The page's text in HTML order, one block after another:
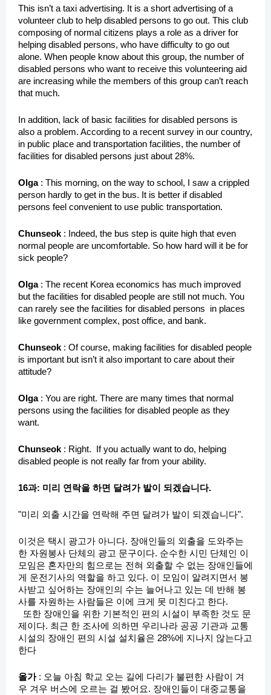
This isn’t a taxi advertising. It is a short advertising of a
volunteer club to help disabled persons to go out. This club
composing of normal citizens plays a role as a driver for
helping disabled persons, who have difficulty to go out
alone. When people know about this group, the number of
disabled persons who want to receive this volunteering aid
are increasing while the members of this group can’t reach
that much.
In addition, lack of basic facilities for disabled persons is
also a problem. According to a recent survey in our country,
in public place and transportation facilities, the number of
facilities for disabled persons just about 28%.
Olga: This morning, on the way to school, I saw a crippled
person hardly to get in the bus. It is better if disabled
persons feel convenient to use public transportation.
Chunseok: Indeed, the bus step is quite high that even
normal people are uncomfortable. So how hard will it be for
sick people?
Olga: The recent Korea economics has much improved
but the facilities for disabled people are still not much. You
can rarely see the facilities for disabled persons in places
like government complex, post office, and bank.
Chunseok : Of course, making facilities for disabled people
is important but isn’t it also important to care about their
attitude?
Olga: You are right. There are many times that normal
persons using the facilities for disabled people as they
want.
Chunseok: Right. If you actually want to do, helping
disabled people is not really far from your ability.
16과: 미리 연락을 하면 달려가 발이 되겠습니다.
"미리 외출 시간을 연락해 주면 달려가 발이 되겠습니다".
이것은 택시 광고가 아니다. 장애인들의 외출을 도와주는
한 자원봉사 단체의 광고 문구이다. 순수한 시민 단체인 이
모임은 혼자만의 힘으로는 전혀 외출할 수 없는 장애인들에
게 운전기사의 역할을 하고 있다. 이 모임이 알려지면서 봉
사받고 싶어하는 장애인의 수는 늘어나고 있는 데 반해 봉
사를 자원하는 사람들은 이에 크게 못 미친다고 한다.
또한 장애인을 위한 기본적인 편의 시설이 부족한 것도 문
제이다. 최근 한 조사에 의하면 우리나라 공공 기관과 교통
시설의 장애인 편의 시설 설치율은 28%에 지나지 않는다고
한다
올가 : 오늘 아침 학교 오는 길에 다리가 불편한 사람이 겨
우 겨우 버스에 오르는 걸 봤어요. 장애인들이 대중교통을